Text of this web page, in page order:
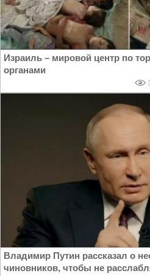
Израиль – мировой центр по
органами
Владимир Путин рассказал о
чиновников, чтобы не